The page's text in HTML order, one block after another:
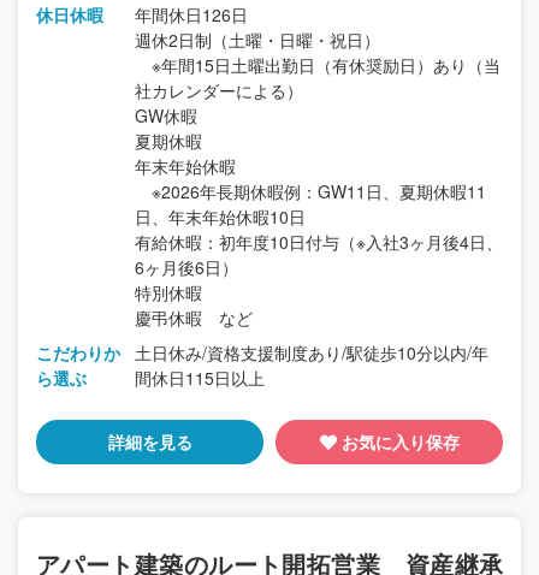
休日休暇
年間休日126日
週休2日制（土曜・日曜・祝日）
※年間15日土曜出勤日（有休奨励日）あり（当
社カレンダーによる）
GW休暇
夏期休暇
年末年始休暇
※2026年長期休暇例：GW11日、夏期休暇11
日、年末年始休暇10日
有給休暇：初年度10日付与（※入社3ヶ月後4日、
6ヶ月後6日）
特別休暇
慶弔休暇 など
こだわりか
ら選ぶ
土日休み/資格支援制度あり/駅徒歩10分以内/年
間休日115日以上
詳細を見る お気に入り保存
アパート建築のルート開拓営業 資産継承